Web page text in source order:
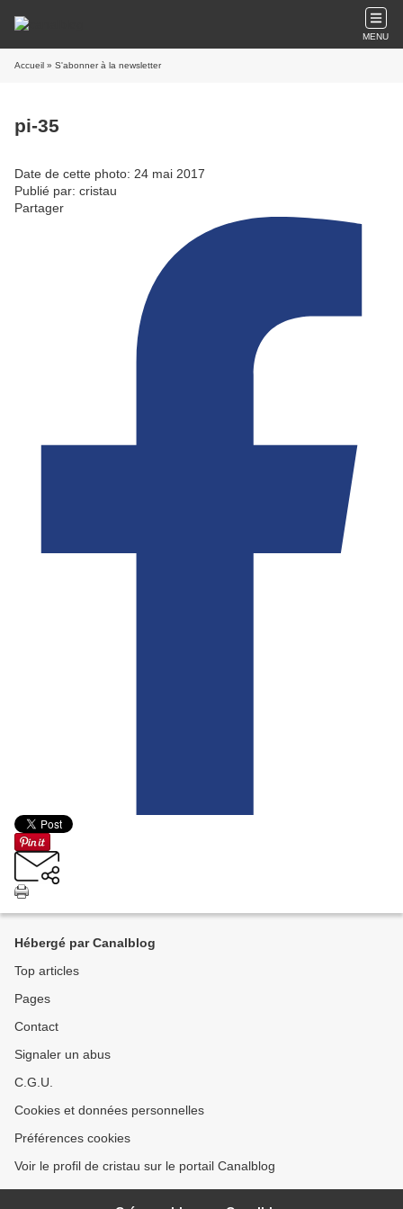
MENU
Accueil » S'abonner à la newsletter
pi-35
Date de cette photo: 24 mai 2017
Publié par: cristau
Partager
Hébergé par Canalblog
Top articles
Pages
Contact
Signaler un abus
C.G.U.
Cookies et données personnelles
Préférences cookies
Voir le profil de cristau sur le portail Canalblog